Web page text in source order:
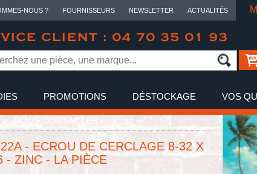
NOUS ? FOURNISSEURS NEWSLETTER ACTUALITÉS
CLIENT : 04 70 35 01 93
PROMOTIONS DÉSTOCKAGE VOS
NOUS CONTACTER
- ECROU DE CERCLAGE 8-32 X
- ZINC - LA PIÈCE